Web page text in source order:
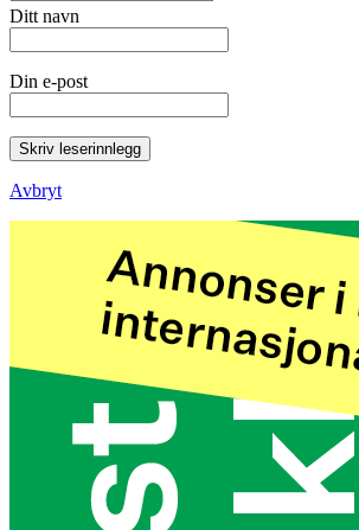
Ditt navn
Din e-post
Skriv leserinnlegg
Avbryt